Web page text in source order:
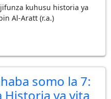
kuhusu historia ya
Al-Aratt (r.a.)
somo la 7:
Historia ya vita